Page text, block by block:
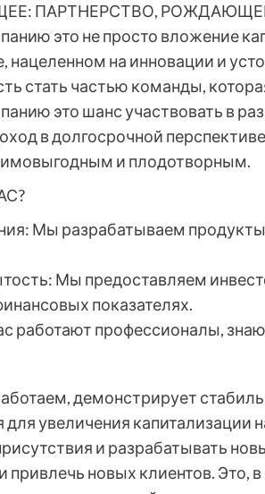
ПАРТНЕРСТВО,
это не просто вложение
нацеленном на инновации и
стать частью команды,
это шанс участвовать в
в долгосрочной
и плодотворным.
Мы разрабатываем
Мы предоставляем
показателях.
работают профессионалы,
демонстрирует
для увеличения
и разрабатывать
привлечь новых клиентов. Это,